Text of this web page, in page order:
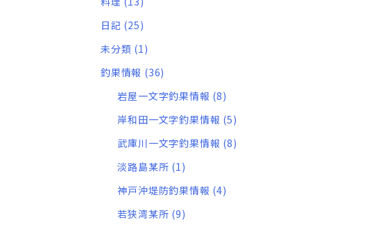
日記 (25)
未分類 (1)
釣果情報 (36)
岩屋一文字釣果情報 (8)
岸和田一文字釣果情報 (5)
武庫川一文字釣果情報 (8)
淡路島某所 (1)
神戸沖堤防釣果情報 (4)
若狭湾某所 (9)